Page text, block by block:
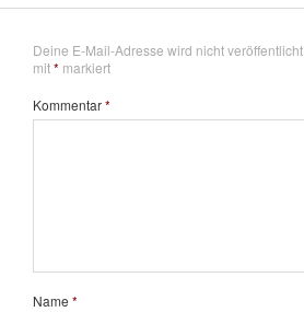
Deine E-Mail-Adresse wird nicht veröffentlicht.
mit* markiert
Kommentar*
Name *